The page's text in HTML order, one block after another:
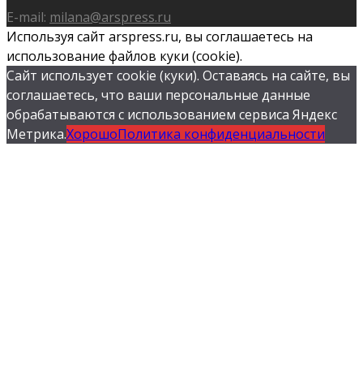
E-mail: milana@arspress.ru
Используя сайт arspress.ru, вы соглашаетесь на
использование файлов куки (cookie).
Сайт использует cookie (куки). Оставаясь на сайте, вы
соглашаетесь, что ваши персональные данные
обрабатываются с использованием сервиса Яндекс
Метрика.ХорошоПолитика конфиденциальности